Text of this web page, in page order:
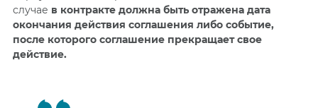
случае в контракте должна быть отражена дата
окончания действия соглашения либо событие,
после которого соглашение прекращает свое
действие.